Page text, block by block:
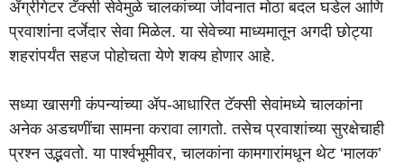
ॲग्रीगेटर टॅक्सी सेवेमुळे चालकांच्या जीवनात मोठा बदल घडेल आणि
प्रवाशांना दर्जेदार सेवा मिळेल. या सेवेच्या माध्यमातून अगदी छोट्या
शहरांपर्यंत सहज पोहोचता येणे शक्य होणार आहे.
सध्या खासगी कंपन्यांच्या ॲप-आधारित टॅक्सी सेवांमध्ये चालकांना
अनेक अडचणींचा सामना करावा लागतो. तसेच प्रवाशांच्या सुरक्षेचाही
प्रश्न उद्भवतो. या पार्श्वभूमीवर, चालकांना कामगारांमधून थेट ‘मालक’